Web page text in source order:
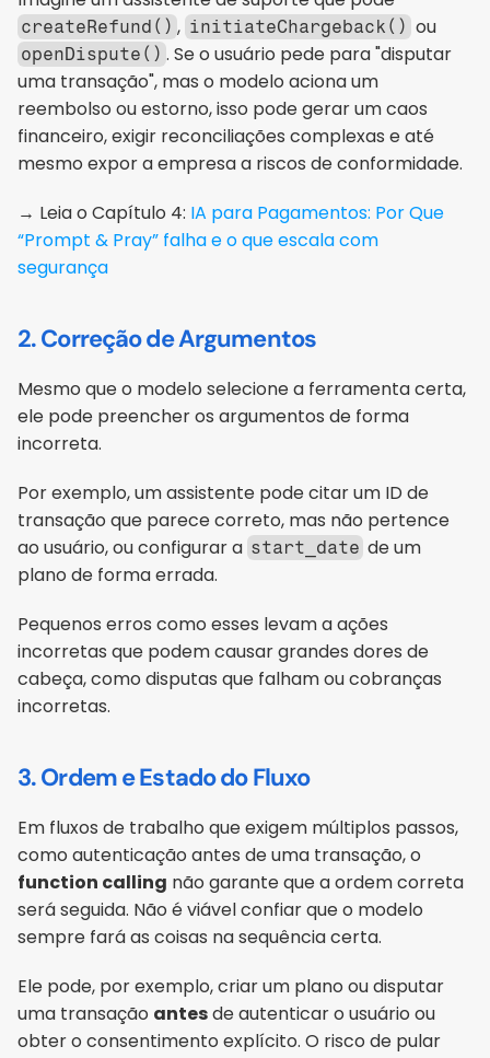
createRefund() , initiateChargeback() ou
openDispute() . Se o usuário pede para "disputar
uma transação", mas o modelo aciona um
reembolso ou estorno, isso pode gerar um caos
financeiro, exigir reconciliações complexas e até
mesmo expor a empresa a riscos de conformidade.
‭→ Leia o Capítulo 4: IA para Pagamentos: Por Que
“Prompt & Pray” falha e o que escala com
segurança
2. Correção de Argumentos
Mesmo que o modelo selecione a ferramenta certa,
ele pode preencher os argumentos de forma
incorreta.
Por exemplo, um assistente pode citar um ID de
transação que parece correto, mas não pertence
ao usuário, ou configurar a start_date de um
plano de forma errada.
Pequenos erros como esses levam a ações
incorretas que podem causar grandes dores de
cabeça, como disputas que falham ou cobranças
incorretas.
3. Ordem e Estado do Fluxo
Em fluxos de trabalho que exigem múltiplos passos,
function calling não garante que a ordem correta
será seguida. Não é viável confiar que o modelo
sempre fará as coisas na sequência certa.
Ele pode, por exemplo, criar um plano ou disputar
uma transação antes de autenticar o usuário ou
obter o consentimento explícito. O risco de pular